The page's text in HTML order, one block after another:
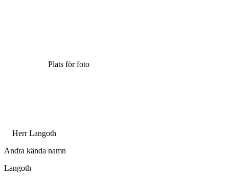
Plats för foto
Herr Langoth
Andra kända namn
Langoth